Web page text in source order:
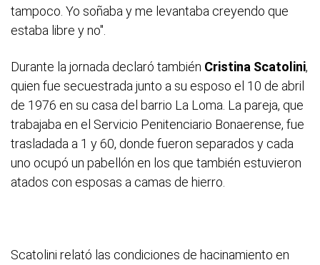
tampoco. Yo soñaba y me levantaba creyendo que
estaba libre y no".
Durante la jornada declaró también Cristina Scatolini,
quien fue secuestrada junto a su esposo el 10 de abril
de 1976 en su casa del barrio La Loma. La pareja, que
trabajaba en el Servicio Penitenciario Bonaerense, fue
trasladada a 1 y 60, donde fueron separados y cada
uno ocupó un pabellón en los que también estuvieron
atados con esposas a camas de hierro.
Scatolini relató las condiciones de hacinamiento en